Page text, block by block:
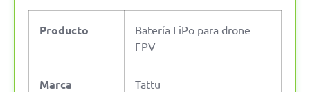
Producto
Batería LiPo para drone
FPV
Marca Tattu